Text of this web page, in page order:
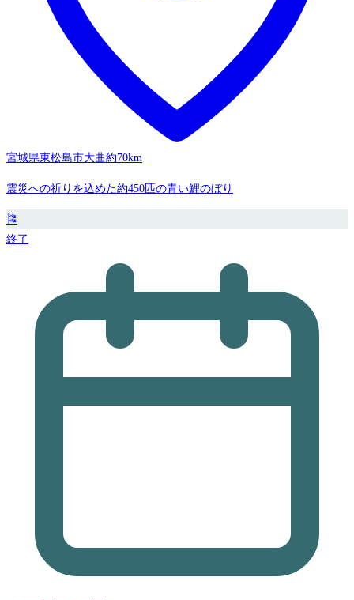
宮城県東松島市大曲約70km
震災への祈りを込めた約450匹の青い鯉のぼり
🎏
終了